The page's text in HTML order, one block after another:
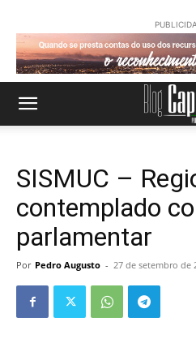
SISMUC –
contemplado
parlamentar
Por Pedro Augusto - 27 de setembro de